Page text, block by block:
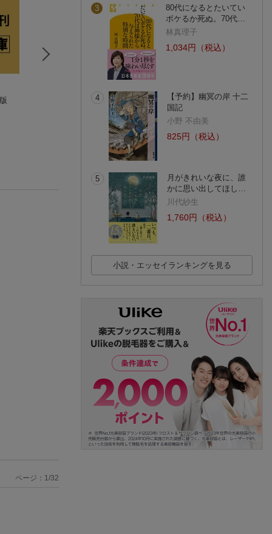
ハヤブサ消防団 森へ
殺人の門 新装版
上下巻セット
東野 圭吾
(1件)
殺人の門 上 新
ページ：1/32
3
80代になるとたいてい
ボケるか死ぬ。70代…
林真理子
1,034円（税込）
4
【予約】幽冥の岸 十二
国記
小野 不由美
825円（税込）
5
月がきれいな夜に、誰
かに思い出してほし…
川代紗生
1,760円（税込）
小説・エッセイランキングを見る